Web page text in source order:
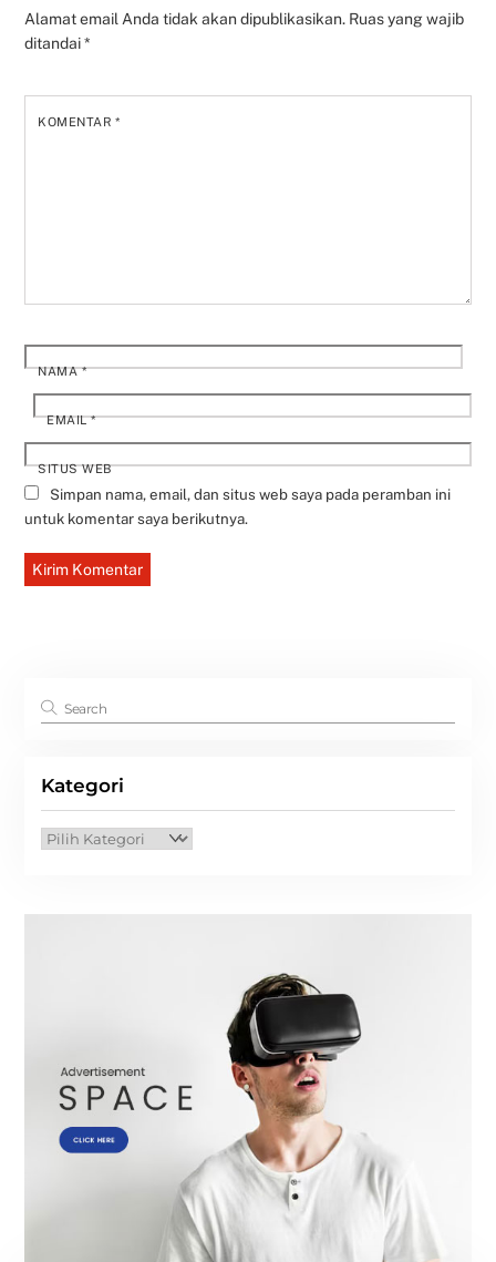
Alamat email Anda tidak akan dipublikasikan. Ruas yang wajib
ditandai*
KOMENTAR*
NAMA*
EMAIL*
SITUS WEB
Simpan nama, email, dan situs web saya pada peramban ini
untuk komentar saya berikutnya.
Kategori
Kategori